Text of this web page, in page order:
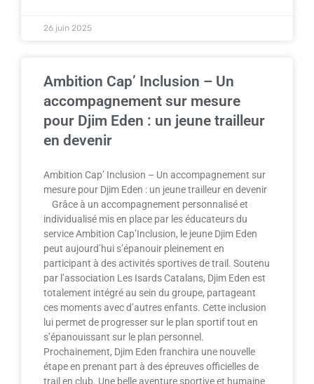
26 juin 2025
Ambition Cap’ Inclusion – Un
accompagnement sur mesure
pour Djim Eden : un jeune trailleur
en devenir
Ambition Cap’ Inclusion – Un accompagnement sur
mesure pour Djim Eden : un jeune trailleur en devenir
Grâce à un accompagnement personnalisé et
individualisé mis en place par les éducateurs du
service Ambition Cap’Inclusion, le jeune Djim Eden
peut aujourd’hui s’épanouir pleinement en
participant à des activités sportives de trail. Soutenu
par l’association Les Isards Catalans, Djim Eden est
totalement intégré au sein du groupe, partageant
ces moments avec d’autres enfants. Cette inclusion
lui permet de progresser sur le plan sportif tout en
s’épanouissant sur le plan personnel.
Prochainement, Djim Eden franchira une nouvelle
étape en prenant part à des épreuves officielles de
trail en club. Une belle aventure sportive et humaine